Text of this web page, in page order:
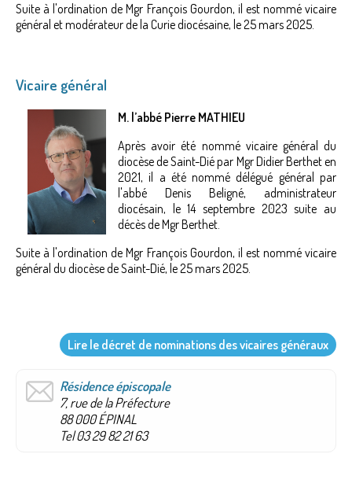
Suite à l'ordination de Mgr François Gourdon, il est nommé vicaire
général et modérateur de la Curie diocésaine, le 25 mars 2025.
Vicaire général
M. l’abbé Pierre MATHIEU
Après avoir été nommé vicaire général du
diocèse de Saint-Dié par Mgr Didier Berthet en
2021, il a été nommé délégué général par
l'abbé Denis Beligné, administrateur
diocésain, le 14 septembre 2023 suite au
décès de Mgr Berthet.
Suite à l'ordination de Mgr François Gourdon, il est nommé vicaire
général du diocèse de Saint-Dié, le 25 mars 2025.
Lire le décret de nominations des vicaires généraux
Résidence épiscopale
7, rue de la Préfecture
88 000 ÉPINAL
Tel 03 29 82 21 63